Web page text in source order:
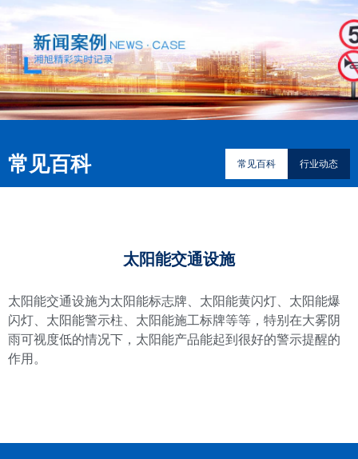
常见百科 常见百科 行业动态
太阳能交通设施
太阳能交通设施为太阳能标志牌、太阳能黄闪灯、太阳能爆
闪灯、太阳能警示柱、太阳能施工标牌等等，特别在大雾阴
雨可视度低的情况下，太阳能产品能起到很好的警示提醒的
作用。